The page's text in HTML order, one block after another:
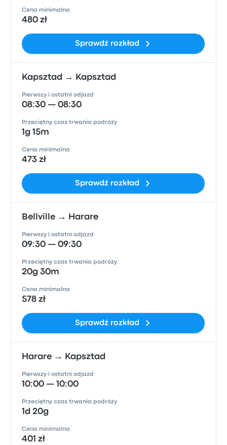
Cena minimalna
480 zł
Sprawdź rozkład
Kapsztad → Kapsztad
Pierwszy i ostatni odjazd
08:30 — 08:30
Przeciętny czas trwania podróży
1g 15m
Cena minimalna
473 zł
Sprawdź rozkład
Bellville → Harare
Pierwszy i ostatni odjazd
09:30 — 09:30
Przeciętny czas trwania podróży
20g 30m
Cena minimalna
578 zł
Sprawdź rozkład
Harare → Kapsztad
Pierwszy i ostatni odjazd
10:00 — 10:00
Przeciętny czas trwania podróży
1d 20g
Cena minimalna
401 zł